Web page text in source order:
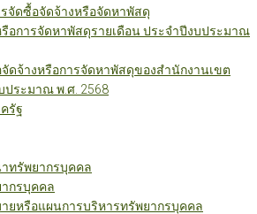
จัดซื้อจัดจ้างหรือจัดหาพัสดุ
อการจัดหาพัสดุรายเดือน ประจำปีงบประมาณ
ดจ้างหรือการจัดหาพัสดุของสำนักงานเขต
ประมาณ พ.ศ. 2568
รัฐ
ทรัพยากรบุคคล
กรบุคคล
ยหรือแผนการบริหารทรัพยากรบุคคล